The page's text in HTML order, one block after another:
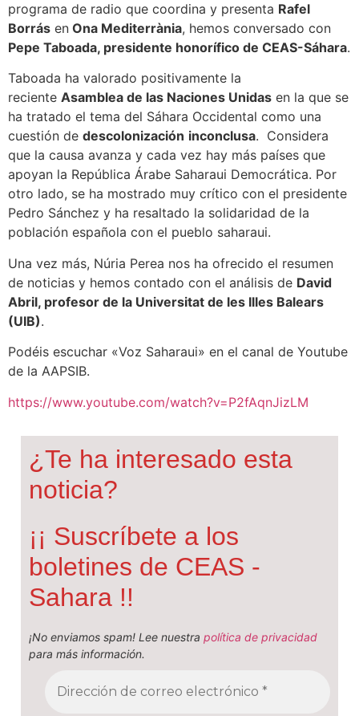
programa de radio que coordina y presenta Rafel
Borrás en Ona Mediterrània, hemos conversado con
Pepe Taboada, presidente honorífico de CEAS-Sáhara.
Taboada ha valorado positivamente la
reciente Asamblea de las Naciones Unidas en la que se
ha tratado el tema del Sáhara Occidental como una
cuestión de descolonización inconclusa. Considera
que la causa avanza y cada vez hay más países que
apoyan la República Árabe Saharaui Democrática. Por
otro lado, se ha mostrado muy crítico con el presidente
Pedro Sánchez y ha resaltado la solidaridad de la
población española con el pueblo saharaui.
Una vez más, Núria Perea nos ha ofrecido el resumen
de noticias y hemos contado con el análisis de David
Abril, profesor de la Universitat de les Illes Balears
(UIB).
Podéis escuchar «Voz Saharaui» en el canal de Youtube
de la AAPSIB.
https://www.youtube.com/watch?v=P2fAqnJizLM
¿Te ha interesado esta
noticia?
¡¡ Suscríbete a los
boletines de CEAS -
Sahara !!
¡No enviamos spam! Lee nuestra política de privacidad
para más información.